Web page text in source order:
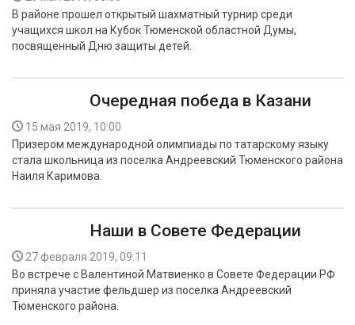
В районе прошел открытый шахматный турнир среди
учащихся школ на Кубок Тюменской областной Думы,
посвященный Дню защиты детей.
Очередная победа в Казани
15 мая 2019, 10:00
Призером международной олимпиады по татарскому языку
стала школьница из поселка Андреевский Тюменского района
Наиля Каримова.
Наши в Совете Федерации
27 февраля 2019, 09:11
Во встрече с Валентиной Матвиенко в Совете Федерации РФ
приняла участие фельдшер из поселка Андреевский
Тюменского района.